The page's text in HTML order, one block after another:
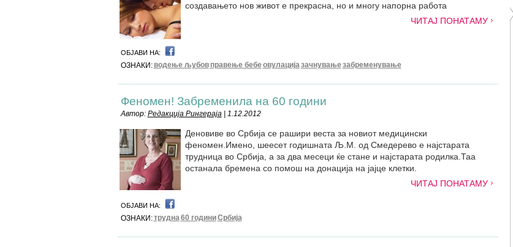
создавањето нов живот е прекрасна, но и многу напорна работа
ЧИТАЈ ПОНАТАМУ
ОБЈАВИ НА:
ОЗНАКИ: водење љубов правење бебеовулацијазачнувањезабременување
Феномен! Забременила на 60 години
Автор: Редакција Рингераја| 1.12.2012
Деновиве во Србија се рашири веста за новиот медицински
феномен.Имено, шеесет годишната Љ.М. од Смедерево е најстарата
трудница во Србија, а за два месеци ќе стане и најстарата родилка.Таа
останала бремена со помош на донација на јајце клетки.
ЧИТАЈ ПОНАТАМУ
ОБЈАВИ НА:
ОЗНАКИ:трудна60 годиниСрбија